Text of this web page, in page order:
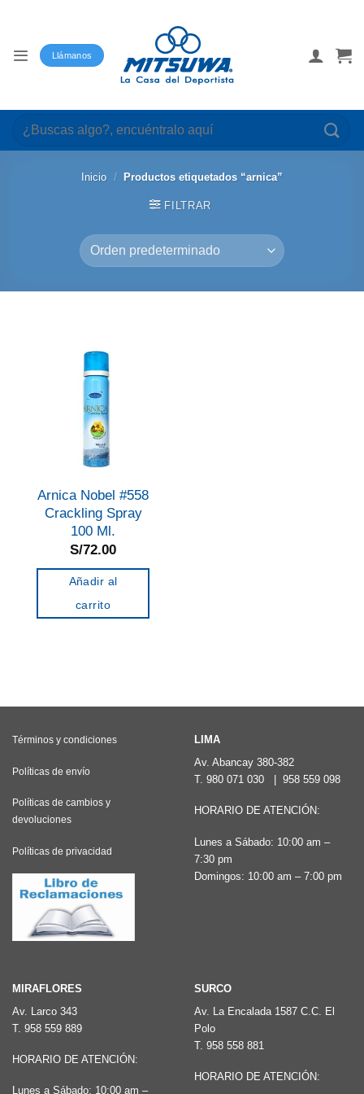
Llámanos
Buscar
por:
Inicio / Productos etiquetados “arnica”
FILTRAR
Arnica Nobel #558
Crackling Spray
100 Ml.
S/72.00
Añadir al
carrito
Términos y condiciones
Políticas de envío
Políticas de cambios y
devoluciones
Políticas de privacidad
LIMA
Av. Abancay 380-382
T. 980 071 030 958 559 098
HORARIO DE ATENCIÓN:
Lunes a Sábado: 10:00 am –
7:30 pm
Domingos: 10:00 am – 7:00 pm
MIRAFLORES
Av. Larco 343
T. 958 559 889
HORARIO DE ATENCIÓN:
Lunes a Sábado: 10:00 am –
SURCO
Av. La Encalada 1587 C.C. El
Polo
T. 958 558 881
HORARIO DE ATENCIÓN: